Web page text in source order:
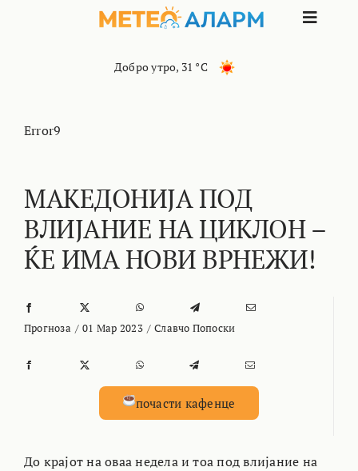
Toggle
ИНТЕРЕСНО
КОНТАКТ
МАРКЕТИНГ
Добро утро, 31 °C
Error9
МАКЕДОНИЈА ПОД
ВЛИЈАНИЕ НА ЦИКЛОН –
ЌЕ ИМА НОВИ ВРНЕЖИ!
Прогноза / 01 Мар 2023 / Славчо Попоски
почасти кафенце
До крајот на оваа недела и тоа под влијание на